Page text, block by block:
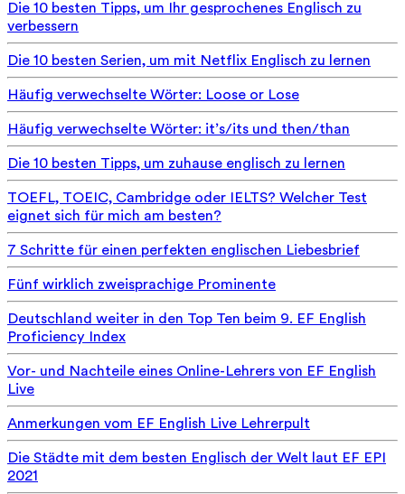
Die 10 besten Tipps, um Ihr gesprochenes Englisch zu
verbessern
Die 10 besten Serien, um mit Netflix Englisch zu lernen
Häufig verwechselte Wörter: Loose or Lose
Häufig verwechselte Wörter: it’s/its und then/than
Die 10 besten Tipps, um zuhause englisch zu lernen
TOEFL, TOEIC, Cambridge oder IELTS? Welcher Test
eignet sich für mich am besten?
7 Schritte für einen perfekten englischen Liebesbrief
Fünf wirklich zweisprachige Prominente
Deutschland weiter in den Top Ten beim 9. EF English
Proficiency Index
Vor- und Nachteile eines Online-Lehrers von EF English
Live
Anmerkungen vom EF English Live Lehrerpult
Die Städte mit dem besten Englisch der Welt laut EF EPI
2021